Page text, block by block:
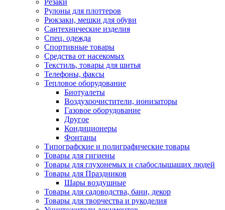
Резаки
Рулоны для плоттеров
Рюкзаки, мешки для обуви
Сантехнические изделия
Спец. одежда
Спортивные товары
Средства от насекомых
Текстиль, товары для шитья
Телефоны, факсы
Тепловое оборудование
Биотуалеты
Воздухоочистители, ионизаторы
Газовое оборудование
Другое
Кондиционеры
Фонтаны
Типографские и полиграфические товары
Товары для гигиены
Товары для глухонемых и слабослышащих людей
Товары для Праздников
Шары воздушные
Товары для садоводства, бани, декор
Товары для творчества и рукоделия